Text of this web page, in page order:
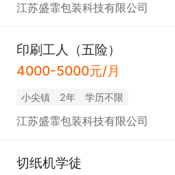
江苏盛霏包装科技有限公司
印刷工人（五险）
4000-5000元/月
小尖镇 2年 学历不限
江苏盛霏包装科技有限公司
切纸机学徒